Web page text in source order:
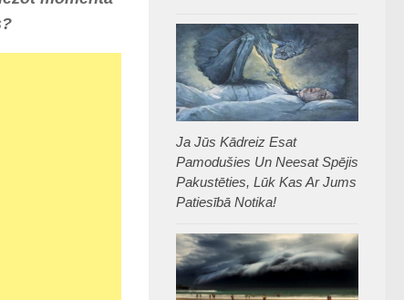
Ja Jūs Kādreiz Esat
Pamodušies Un Neesat Spējis
Pakustēties, Lūk Kas Ar Jums
Patiesībā Notika!